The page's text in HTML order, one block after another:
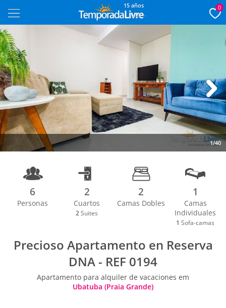
15 años 0
1/40
Next
6
Personas
2
Cuartos
2 Suites
2
Camas Dobles
1
Camas
Individuales
1 Sofa-camas
Precioso Apartamento en Reserva
DNA - REF 0194
Apartamento para alquiler de vacaciones em
Ubatuba (Praia Grande)